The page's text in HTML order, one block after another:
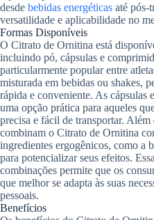
desde bebidas energéticas até pós-
versatilidade e aplicabilidade no
Formas Disponíveis
O Citrato de Ornitina está
incluindo pó, cápsulas e
particularmente popular entre
misturada em bebidas ou shakes,
rápida e conveniente. As cápsulas
uma opção prática para aqueles
precisa e fácil de transportar.
combinam o Citrato de Ornitina
ingredientes ergogênicos, como a
para potencializar seus efeitos.
combinações permite que os
que melhor se adapta às suas
pessoais.
Benefícios